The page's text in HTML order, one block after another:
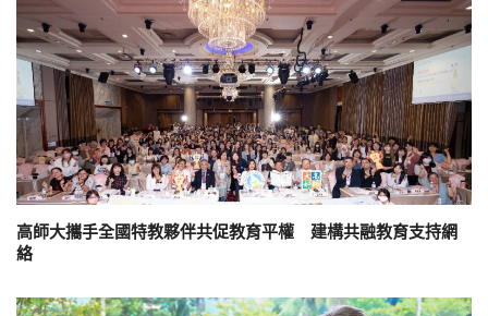
高師大攜手全國特教夥伴共促教育平權 建構共融教育支持網
絡